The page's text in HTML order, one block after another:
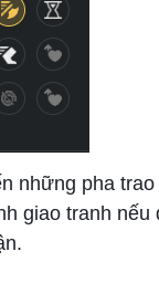
những pha
giao tranh